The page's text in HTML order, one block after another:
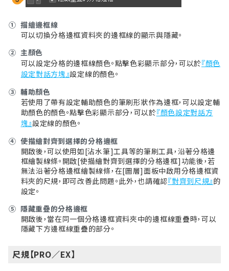
① 描繪邊框線
可以切換分格邊框資料夾的邊框線的顯示與隱藏。
② 主顏色
可以設定分格的邊框線顏色。點擊色彩顯示部分，可以於『顏色
設定對話方塊』設定線的顏色。
③ 輔助顏色
若使用了帶有設定輔助顏色的筆刷形狀作為邊框，可以設定輔
助顏色的顏色。點擊色彩顯示部分，可以於『顏色設定對話方
塊』設定線的顏色。
④ 使描繪對齊到選擇的分格邊框
開啟後，可以使用如[沾水筆]工具等的筆刷工具，沿著分格邊
框繪製線條。開啟[使描繪對齊到選擇的分格邊框]功能後，若
無法沿著分格邊框繪製線條，在[圖層]面板中啟用分格邊框資
料夾的尺規，即可改善此問題。此外，也請確認『對齊到尺規』的
設定。
⑤ 隱藏重疊的分格邊框
開啟後，當在同一個分格邊框資料夾中的邊框線重疊時，可以
隱藏下方邊框線重疊的部分。
尺規【PRO／EX】